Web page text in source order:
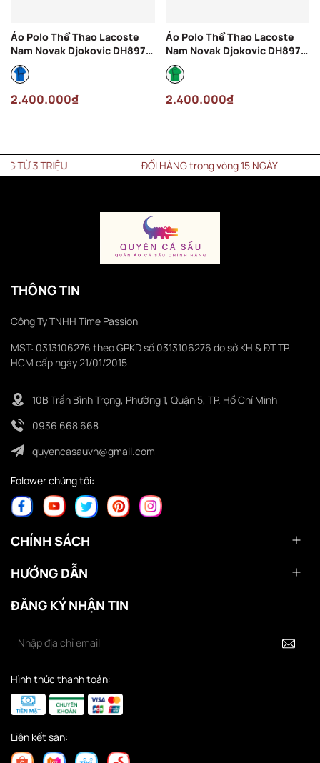
Áo Polo Thể Thao Lacoste
Nam Novak Djokovic DH8971-
00-3D3 Màu Xanh Dương
2.400.000₫
Áo Polo Thể Thao Lacoste
Nam Novak Djokovic DH8971-
00-SIW Màu Xanh Lá
2.400.000₫
3 TRIỆU ĐỔI HÀNG trong vòng 15 NGÀY
THÔNG TIN
Công Ty TNHH Time Passion
MST: 0313106276 theo GPKD số 0313106276 do sở KH & ĐT TP.
HCM cấp ngày 21/01/2015
10B Trần Bình Trọng, Phường 1, Quận 5, TP. Hồ Chí Minh
0936 668 668
quyencasauvn@gmail.com
Folower chúng tôi:
CHÍNH SÁCH
HƯỚNG DẪN
ĐĂNG KÝ NHẬN TIN
Hình thức thanh toán:
Liên kết sàn: